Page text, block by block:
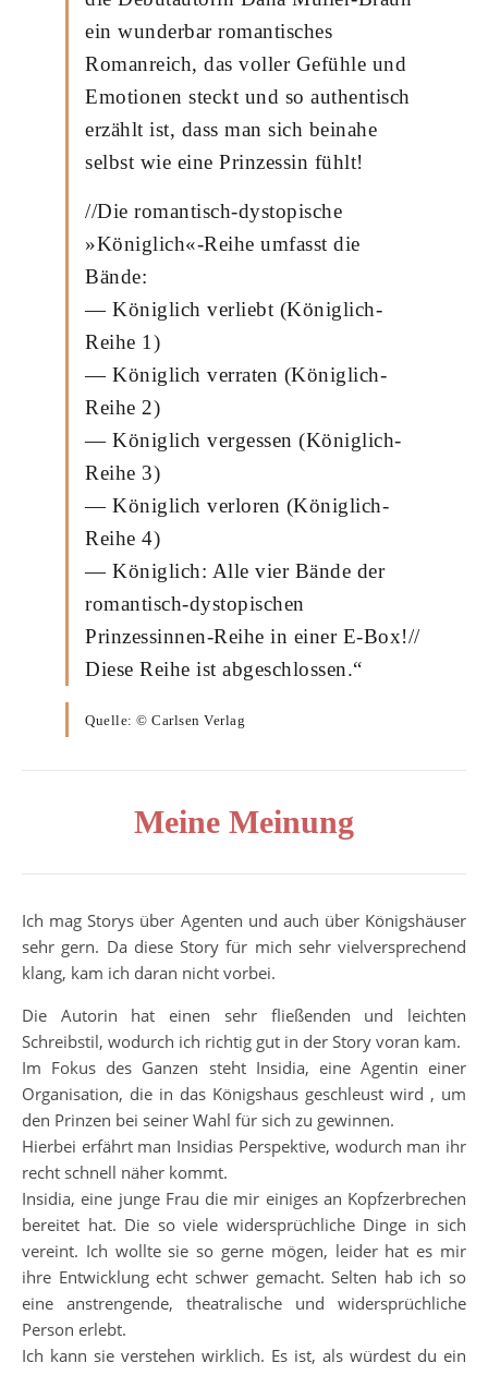
ein wunderbar romantisches
Romanreich, das voller Gefühle und
Emotionen steckt und so authentisch
erzählt ist, dass man sich beinahe
selbst wie eine Prinzessin fühlt!
//Die romantisch-dystopische
»Königlich«-Reihe umfasst die
Bände:
— Königlich verliebt (Königlich-
Reihe 1)
— Königlich verraten (Königlich-
Reihe 2)
— Königlich vergessen (Königlich-
Reihe 3)
— Königlich verloren (Königlich-
Reihe 4)
— Königlich: Alle vier Bände der
romantisch-dystopischen
Prinzessinnen-Reihe in einer E-Box!//
Diese Reihe ist abgeschlossen.“
Quelle: © Carlsen Verlag
Meine Meinung
Ich mag Storys über Agenten und auch über Königshäuser
sehr gern. Da diese Story für mich sehr vielversprechend
klang, kam ich daran nicht vorbei.
Die Autorin hat einen sehr fließenden und leichten
Schreibstil, wodurch ich richtig gut in der Story voran kam.
Im Fokus des Ganzen steht Insidia, eine Agentin einer
Organisation, die in das Königshaus geschleust wird , um
den Prinzen bei seiner Wahl für sich zu gewinnen.
Hierbei erfährt man Insidias Perspektive, wodurch man ihr
recht schnell näher kommt.
Insidia, eine junge Frau die mir einiges an Kopfzerbrechen
bereitet hat. Die so viele widersprüchliche Dinge in sich
vereint. Ich wollte sie so gerne mögen, leider hat es mir
ihre Entwicklung echt schwer gemacht. Selten hab ich so
eine anstrengende, theatralische und widersprüchliche
Person erlebt.
Ich kann sie verstehen wirklich. Es ist, als würdest du ein